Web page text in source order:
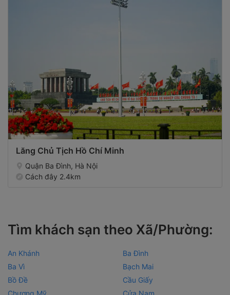
Lăng Chủ Tịch Hồ Chí Minh
Quận Ba Đình, Hà Nội
Cách đây 2.4km
Tìm khách sạn theo Xã/Phường:
An Khánh
Ba Đình
Ba Vì
Bạch Mai
Bồ Đề
Cầu Giấy
Chương Mỹ
Cửa Nam